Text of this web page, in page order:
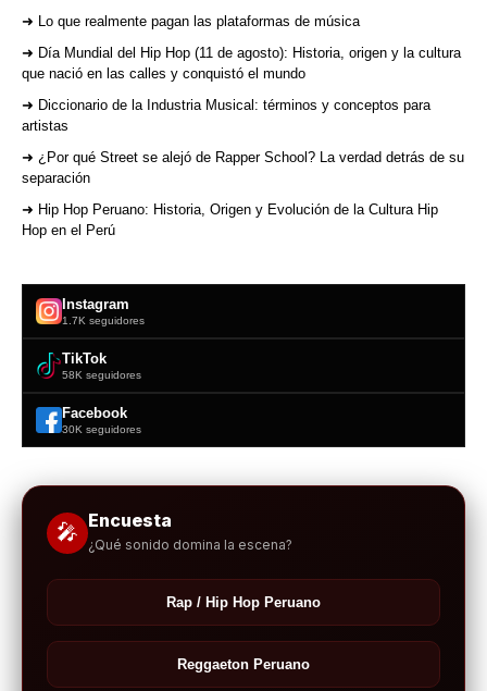
➜ Lo que realmente pagan las plataformas de música
➜ Día Mundial del Hip Hop (11 de agosto): Historia, origen y la cultura
que nació en las calles y conquistó el mundo
➜ Diccionario de la Industria Musical: términos y conceptos para
artistas
➜ ¿Por qué Street se alejó de Rapper School? La verdad detrás de su
separación
➜ Hip Hop Peruano: Historia, Origen y Evolución de la Cultura Hip
Hop en el Perú
Instagram
1.7K seguidores
TikTok
58K seguidores
Facebook
30K seguidores
🎤 Encuesta
¿Qué sonido domina la escena?
Rap / Hip Hop Peruano
Reggaeton Peruano